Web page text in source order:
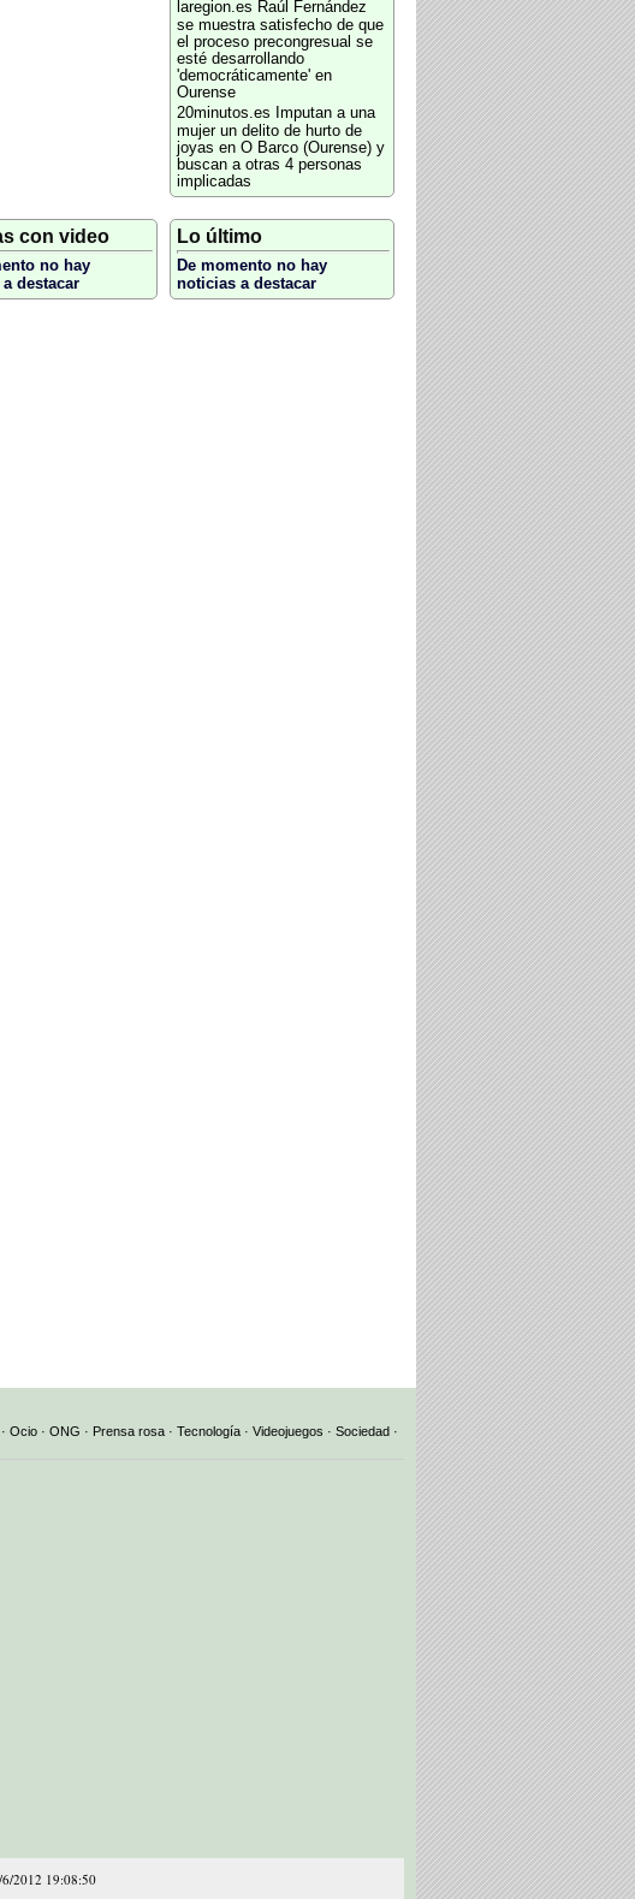
laregion.es Raúl Fernández
se muestra satisfecho de que
el proceso precongresual se
esté desarrollando
'democráticamente' en
Ourense
20minutos.es
Imputan a una
mujer un delito de hurto de
joyas en O Barco (Ourense) y
buscan a otras 4 personas
implicadas
con video
no hay
destacar
Lo último
De momento no hay
noticias a destacar
· Ocio · ONG · Prensa rosa · Tecnología · Videojuegos · Sociedad ·
2012 19:08:50